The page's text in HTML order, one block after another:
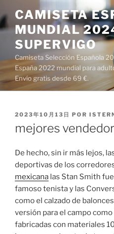
al
contenido
CAMISETA
MUNDIAL
SUPERVIGO
Camiseta Selección Española
España 2022 mundial para
Envío gratis desde 69 €.
PUBLICADO
2023年10月13日 POR
mejores
De hecho, sin ir más lejos,
deportivas de los
mexicana las Stan Smith
famoso tenista y las
como el calzado de
versión para el campo
fabricadas con materiales